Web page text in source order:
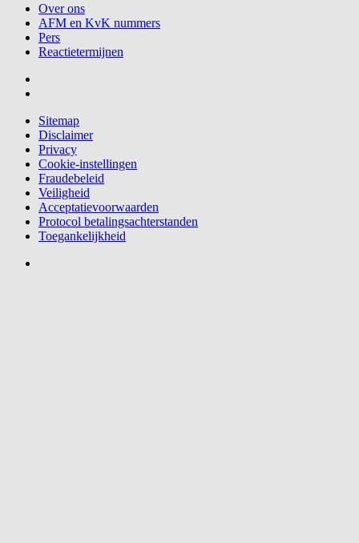
Over ons
AFM en KvK nummers
Pers
Reactietermijnen
Sitemap
Disclaimer
Privacy
Cookie-instellingen
Fraudebeleid
Veiligheid
Acceptatievoorwaarden
Protocol betalingsachterstanden
Toegankelijkheid